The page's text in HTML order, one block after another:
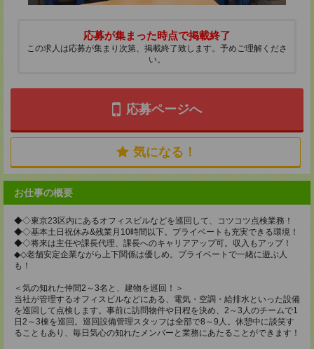
応募が集まった時点で掲載終了
この求人は応募が集まり次第、掲載終了致します。予めご理解くださ
い。
応募ページへ
気になる！
お仕事の概要
◆◇東京23区内にあるオフィスビルなどを巡回して、コツコツ点検業務！
◆◇基本土日祝休み&残業月10時間以下。プライベートも充実できる環境！
◆◇将来は主任や課長代理、課長へのキャリアアップ可。収入もアップ！
◆◇老舗安定企業ながら上下関係は優しめ。プライベートで一緒に遊ぶ人
も！
＜気の知れた仲間2～3名と、建物を巡回！＞
当社が管理するオフィスビルなどにある、電気・空調・給排水といった設備
を巡回して点検します。事前に訪問物件や日程を決め、2～3人のチームで1
日2～3棟を巡回。巡回設備管理スタッフは全部で8～9人。休憩中に談笑す
ることもあり、毎日気心の知れたメンバーと業務にあたることができます！